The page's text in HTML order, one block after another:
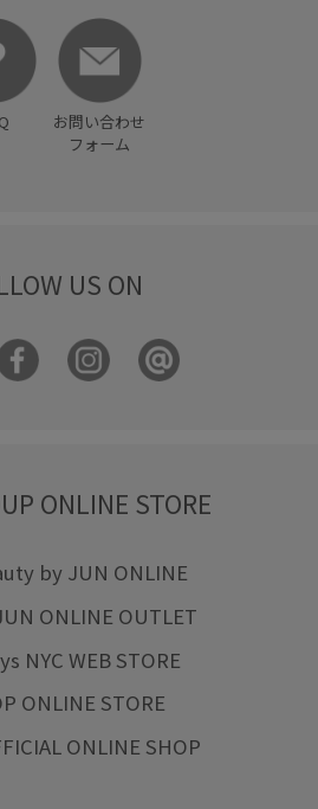
お問い合わせ
フォーム
US ON
ONLINE STORE
by JUN ONLINE
ONLINE OUTLET
NYC WEB STORE
ONLINE STORE
ONLINE SHOP